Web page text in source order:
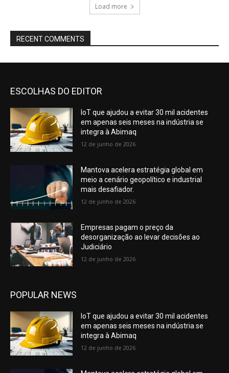
Load more
RECENT COMMENTS
ESCOLHAS DO EDITOR
IoT que ajudou a evitar 30 mil acidentes
em apenas seis meses na indústria se
integra à Abimaq
12 de junho de 2026
Mantova acelera estratégia global em
meio a cenário geopolítico e industrial
mais desafiador.
12 de junho de 2026
Empresas pagam o preço da
desorganização ao levar decisões ao
Judiciário
12 de junho de 2026
POPULAR NEWS
IoT que ajudou a evitar 30 mil acidentes
em apenas seis meses na indústria se
integra à Abimaq
12 de junho de 2026